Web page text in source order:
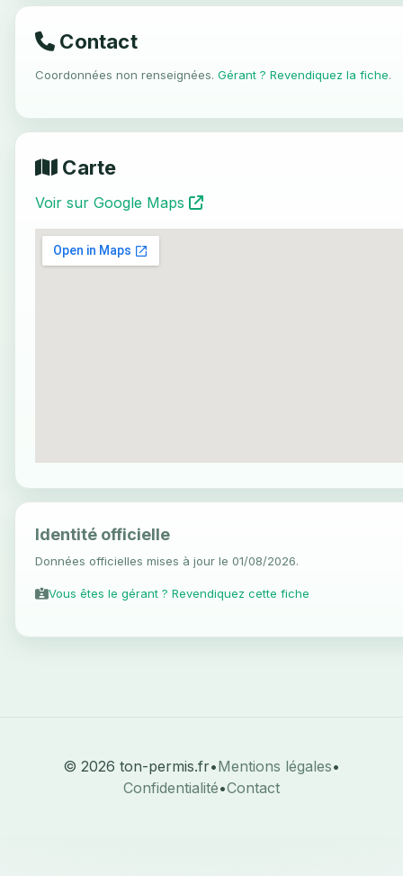
Contact
Coordonnées non renseignées. Gérant ? Revendiquez la fiche.
Carte
Voir sur Google Maps
Identité officielle
Données officielles mises à jour le 01/08/2026.
Vous êtes le gérant ? Revendiquez cette fiche
© 2026 ton-permis.fr•Mentions légales•
Confidentialité•Contact